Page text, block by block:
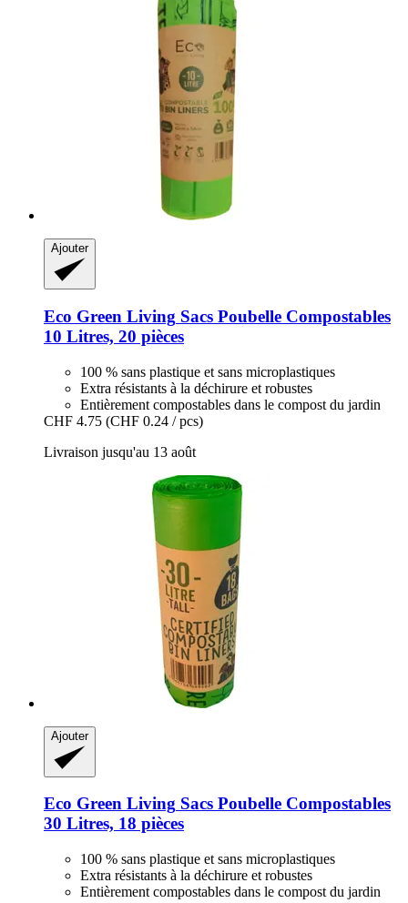
Ajouter
Eco Green Living Sacs Poubelle Compostables
10 Litres, 20 pièces
100 % sans plastique et sans microplastiques
Extra résistants à la déchirure et robustes
Entièrement compostables dans le compost du jardin
CHF 4.75 (CHF 0.24 / pcs)
Livraison jusqu'au 13 août
Ajouter
Eco Green Living Sacs Poubelle Compostables
30 Litres, 18 pièces
100 % sans plastique et sans microplastiques
Extra résistants à la déchirure et robustes
Entièrement compostables dans le compost du jardin